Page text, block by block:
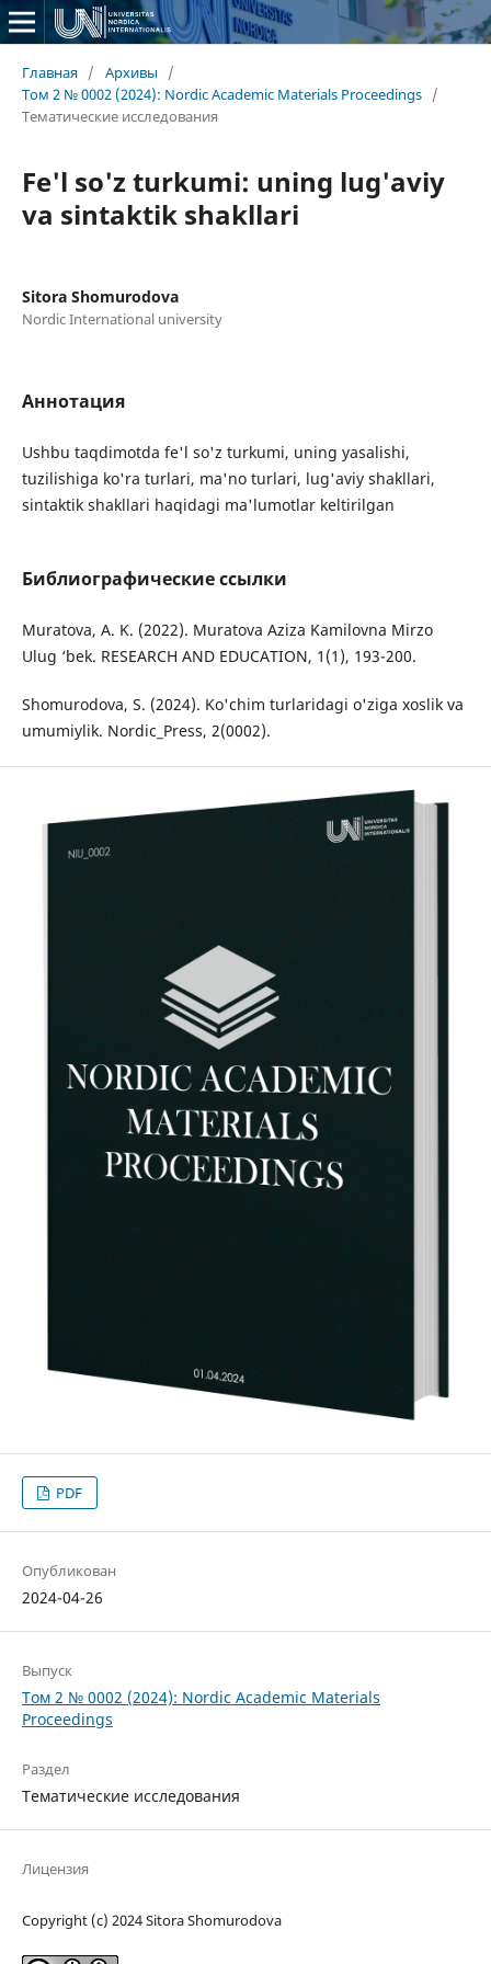
Главная / Архивы
/
Том 2 № 0002 (2024): Nordic Academic Materials Proceedings /
Тематические исследования
Fe'l so'z turkumi: uning lug'aviy
va sintaktik shakllari
Sitora Shomurodova
Nordic International university
Аннотация
Ushbu taqdimotda fe'l so'z turkumi, uning yasalishi,
tuzilishiga ko'ra turlari, ma'no turlari, lug'aviy shakllari,
sintaktik shakllari haqidagi ma'lumotlar keltirilgan
Библиографические ссылки
Muratova, A. K. (2022). Muratova Aziza Kamilovna Mirzo
Ulug ‘bek. RESEARCH AND EDUCATION, 1(1), 193-200.
Shomurodova, S. (2024). Ko'chim turlaridagi o'ziga xoslik va
umumiylik. Nordic_Press, 2(0002).
PDF
Опубликован
2024-04-26
Выпуск
Том 2 № 0002 (2024): Nordic Academic Materials
Proceedings
Раздел
Тематические исследования
Лицензия
Copyright (c) 2024 Sitora Shomurodova